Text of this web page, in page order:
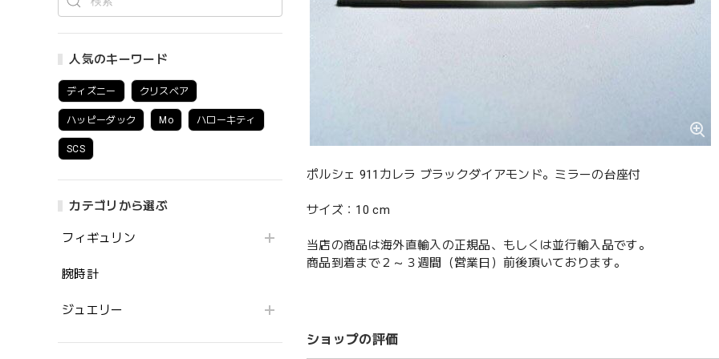
人気のキーワード
ディズニー クリスベア
ハッピーダック Mo ハローキティ
SCS
カテゴリから選ぶ
フィギュリン
腕時計
ジュエリー
ポルシェ 911カレラ ブラックダイアモンド。ミラーの台座付
サイズ：10 cm
当店の商品は海外直輸入の正規品、もしくは並行輸入品です。
商品到着まで２～３週間（営業日）前後頂いております。
ショップの評価